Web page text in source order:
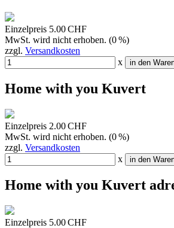
Einzelpreis 5.00 CHF
MwSt. wird nicht erhoben. (0 %)
zzgl. Versandkosten
x
in den
Home with you Kuvert
Einzelpreis 2.00 CHF
MwSt. wird nicht erhoben. (0 %)
zzgl. Versandkosten
x
in den
Home with you Kuvert
Einzelpreis 5.00 CHF